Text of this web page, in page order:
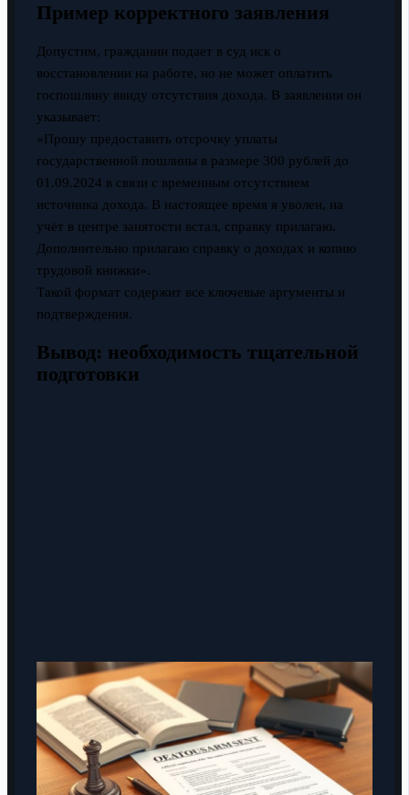
Пример корректного заявления
Допустим, гражданин подает в суд иск о
восстановлении на работе, но не может оплатить
госпошлину ввиду отсутствия дохода. В заявлении он
указывает:
«Прошу предоставить отсрочку уплаты
государственной пошлины в размере 300 рублей до
01.09.2024 в связи с временным отсутствием
источника дохода. В настоящее время я уволен, на
учёт в центре занятости встал, справку прилагаю.
Дополнительно прилагаю справку о доходах и копию
трудовой книжки».
Такой формат содержит все ключевые аргументы и
подтверждения.
Вывод: необходимость тщательной
подготовки